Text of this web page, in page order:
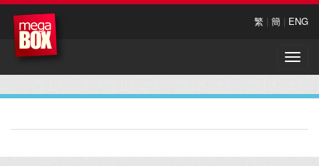
繁 | 簡 | ENG
Toggle